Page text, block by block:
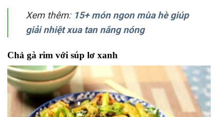
Xem thêm: 15+ món ngon mùa hè giúp
giải nhiệt xua tan nắng nóng
Chả gà rim với súp lơ xanh